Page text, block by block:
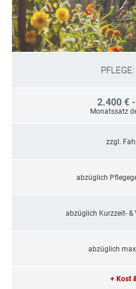
PFLEGE:
2.400 €
Monatssatz
zzgl.
abzüglich
abzüglich Kurzzeit- &
abzüglich
+ Kost